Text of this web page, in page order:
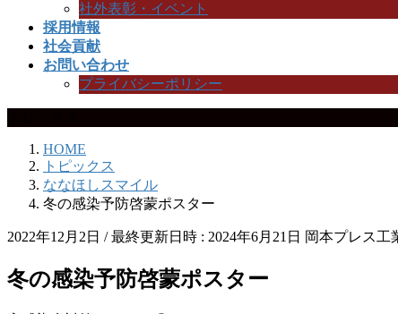
社外表彰・イベント
採用情報
社会貢献
お問い合わせ
プライバシーポリシー
HOME
トピックス
ななほしスマイル
冬の感染予防啓蒙ポスター
2022年12月2日 / 最終更新日時 : 2024年6月21日 岡本プレス工
冬の感染予防啓蒙ポスター